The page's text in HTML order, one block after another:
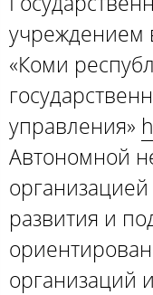
учреждением
«Коми
управления»
Автономной
развития и
организаций